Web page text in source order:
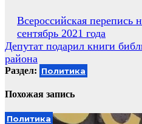
Навигация
по
записям
Всероссийская перепись
сентябрь 2021 года
Депутат подарил книги
района
Раздел: Политика
Похожая запись
Политика